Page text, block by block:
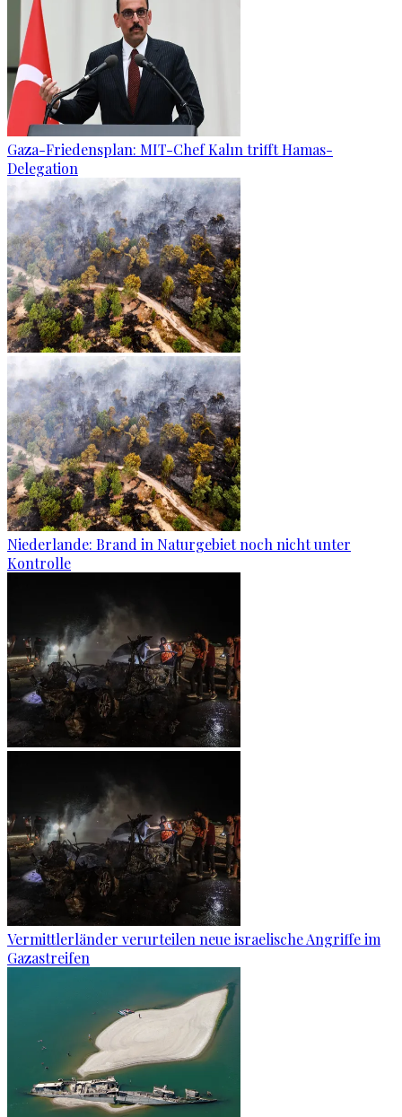
Gaza-Friedensplan: MIT-Chef Kalın trifft Hamas-
Delegation
Niederlande: Brand in Naturgebiet noch nicht unter
Kontrolle
Vermittlerländer verurteilen neue israelische Angriffe im
Gazastreifen